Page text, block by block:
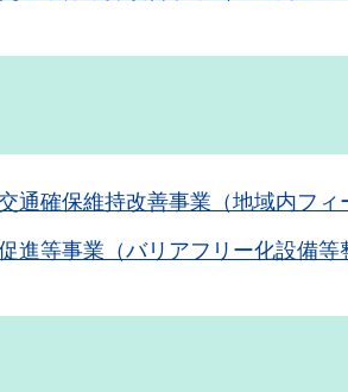
通確保維持改善事業（地域内フィ
進等事業（バリアフリー化設備等